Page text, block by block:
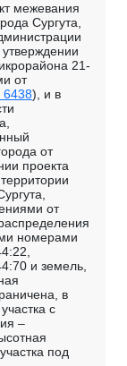
межевания
Сургута,
21-
от
), и в
от
проекта
от
номерами
и земель,
в
с
–
под